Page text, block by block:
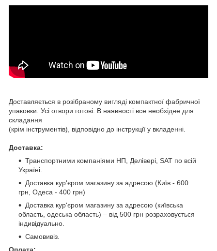
Доставляється в розібраному вигляді компактної фабричної
упаковки. Усі отвори готові. В наявності все необхідне для
складання
(крім інструментів), відповідно до інструкції у вкладенні.
Доставка:
Транспортними компаніями НП, Делівері, SAT по всій
Україні.
Доставка кур'єром магазину за адресою (Київ - 600
грн, Одеса - 400 грн)
Доставка кур'єром магазину за адресою (київська
область, одеська область) – від 500 грн розраховується
індивідуально.
Самовивіз.